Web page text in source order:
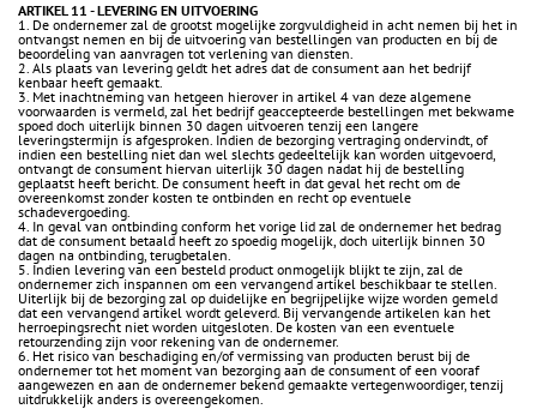
ARTIKEL 11 - LEVERING EN UITVOERING
1. De ondernemer zal de grootst mogelijke zorgvuldigheid in acht nemen bij het in
ontvangst nemen en bij de uitvoering van bestellingen van producten en bij de
beoordeling van aanvragen tot verlening van diensten.
2. Als plaats van levering geldt het adres dat de consument aan het bedrijf
kenbaar heeft gemaakt.
3. Met inachtneming van hetgeen hierover in artikel 4 van deze algemene
voorwaarden is vermeld, zal het bedrijf geaccepteerde bestellingen met bekwame
spoed doch uiterlijk binnen 30 dagen uitvoeren tenzij een langere
leveringstermijn is afgesproken. Indien de bezorging vertraging ondervindt, of
indien een bestelling niet dan wel slechts gedeeltelijk kan worden uitgevoerd,
ontvangt de consument hiervan uiterlijk 30 dagen nadat hij de bestelling
geplaatst heeft bericht. De consument heeft in dat geval het recht om de
overeenkomst zonder kosten te ontbinden en recht op eventuele
schadevergoeding.
4. In geval van ontbinding conform het vorige lid zal de ondernemer het bedrag
dat de consument betaald heeft zo spoedig mogelijk, doch uiterlijk binnen 30
dagen na ontbinding, terugbetalen.
5. Indien levering van een besteld product onmogelijk blijkt te zijn, zal de
ondernemer zich inspannen om een vervangend artikel beschikbaar te stellen.
Uiterlijk bij de bezorging zal op duidelijke en begrijpelijke wijze worden gemeld
dat een vervangend artikel wordt geleverd. Bij vervangende artikelen kan het
herroepingsrecht niet worden uitgesloten. De kosten van een eventuele
retourzending zijn voor rekening van de ondernemer.
6. Het risico van beschadiging en/of vermissing van producten berust bij de
ondernemer tot het moment van bezorging aan de consument of een vooraf
aangewezen en aan de ondernemer bekend gemaakte vertegenwoordiger, tenzij
uitdrukkelijk anders is overeengekomen.